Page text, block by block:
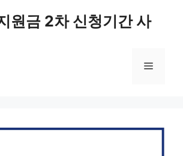
원금 2차 신청기간 사
메